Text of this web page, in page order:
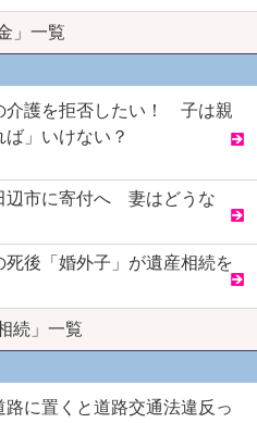
」一覧
介護を拒否したい！ 子は親
」いけない？
辺市に寄付へ 妻はどうな
死後「婚外子」が遺産相続を
続」一覧
に置くと道路交通法違反っ